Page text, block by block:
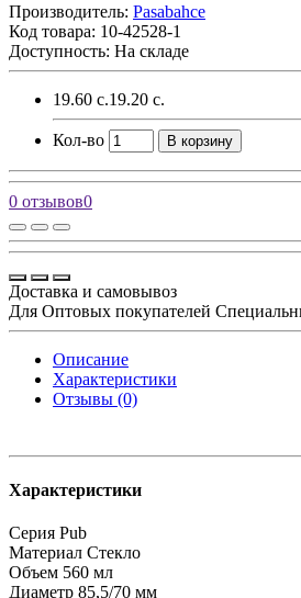
Производитель: Pasabahce
Код товара: 10-42528-1
Доступность: На складе
19.60 с.19.20 с.
Кол-во В корзину
0 отзывов0
Доставка и самовывоз
Для Оптовых покупателей
Описание
Характеристики
Отзывы (0)
Характеристики
Серия Pub
Материал Стекло
Объем 560 мл
Диаметр 85,5/70 мм